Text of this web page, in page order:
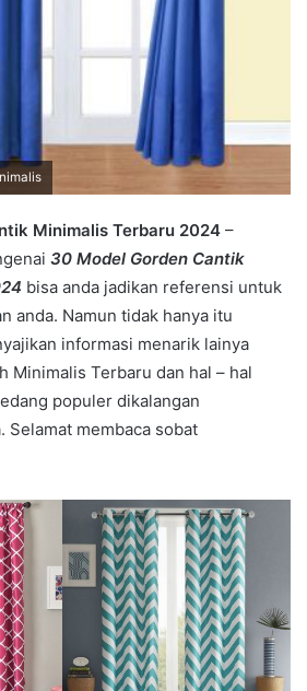
Minimalis Terbaru 2024 –
30 Model Gorden Cantik
bisa anda jadikan referensi untuk
anda. Namun tidak hanya itu
informasi menarik lainya
Minimalis Terbaru dan hal – hal
populer dikalangan
Selamat membaca sobat